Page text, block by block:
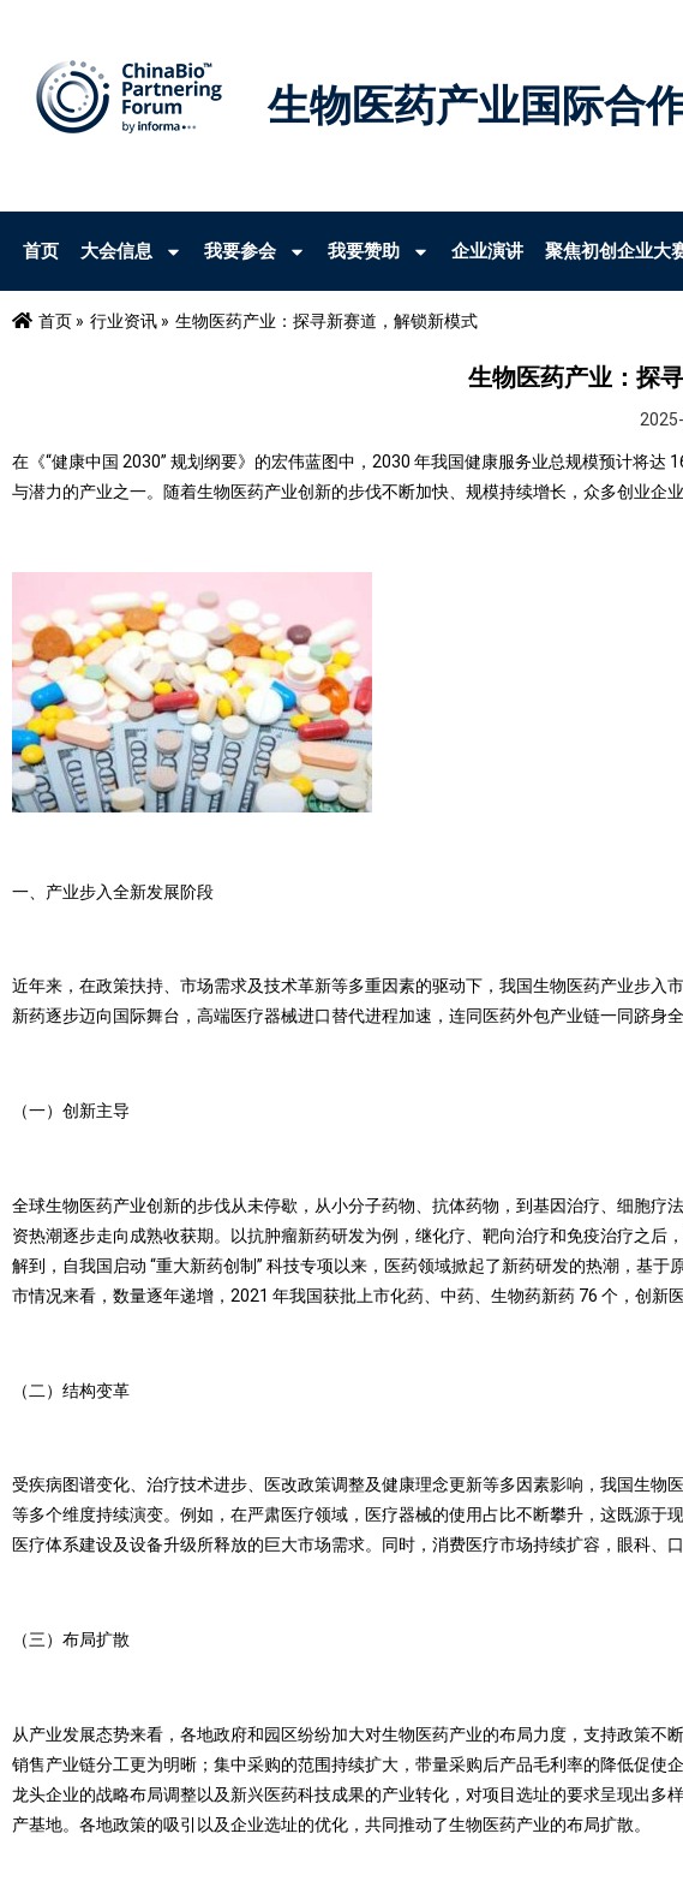
生物医药产业国际合
首页 大会信息 我要参会 我要赞助 企业演讲 聚焦初创企业大
首页 » 行业资讯 » 生物医药产业：探寻新赛道，解锁新模式
生物医药产业：探
在《“健康中国 2030” 规划纲要》的宏伟蓝图中，2030 年我国健康服务业总规模预计将
与潜力的产业之一。随着生物医药产业创新的步伐不断加快、规模持续增长，众多创业企
一、产业步入全新发展阶段
近年来，在政策扶持、市场需求及技术革新等多重因素的驱动下，我国生物医药产业步
新药逐步迈向国际舞台，高端医疗器械进口替代进程加速，连同医药外包产业链一同跻身
（一）创新主导
全球生物医药产业创新的步伐从未停歇，从小分子药物、抗体药物，到基因治疗、细胞
资热潮逐步走向成熟收获期。以抗肿瘤新药研发为例，继化疗、靶向治疗和免疫治疗之后
解到，自我国启动 “重大新药创制” 科技专项以来，医药领域掀起了新药研发的热潮，基
市情况来看，数量逐年递增，2021 年我国获批上市化药、中药、生物药新药 76 个，创新
（二）结构变革
受疾病图谱变化、治疗技术进步、医改政策调整及健康理念更新等多因素影响，我国生
等多个维度持续演变。例如，在严肃医疗领域，医疗器械的使用占比不断攀升，这既源
医疗体系建设及设备升级所释放的巨大市场需求。同时，消费医疗市场持续扩容，眼科、
（三）布局扩散
从产业发展态势来看，各地政府和园区纷纷加大对生物医药产业的布局力度，支持政策不
销售产业链分工更为明晰；集中采购的范围持续扩大，带量采购后产品毛利率的降低促使
龙头企业的战略布局调整以及新兴医药科技成果的产业转化，对项目选址的要求呈现出
产基地。各地政策的吸引以及企业选址的优化，共同推动了生物医药产业的布局扩散。